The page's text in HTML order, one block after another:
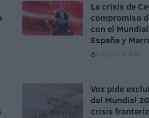
La crisis de
compromiso
con el
España y
HACE 11 HORAS
Vox pide
del Mundial
crisis